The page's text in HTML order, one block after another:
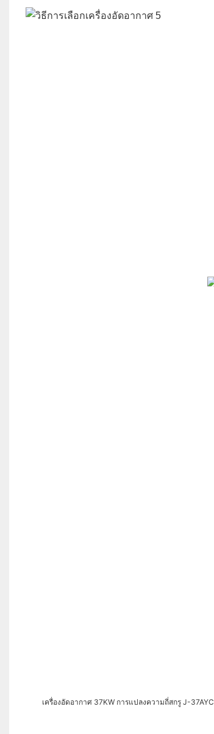
เครื่องอัดอากาศ 37KW การแปลงความถี่สกรู J-37AYC